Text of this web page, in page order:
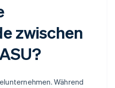
zwischen
Während